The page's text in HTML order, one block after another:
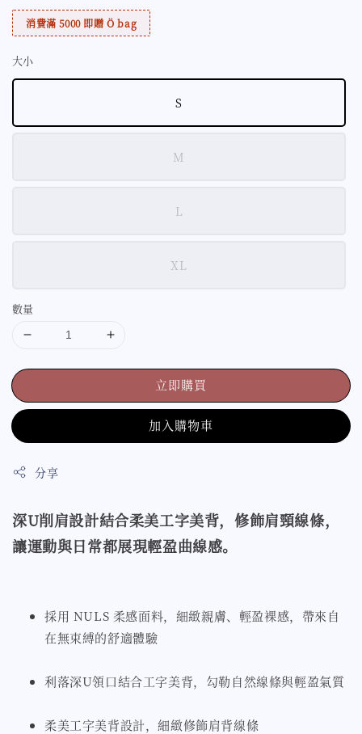
消費滿 5000 即贈 Ö bag
大小
S
M
L
XL
數量
立即購買
加入購物車
分享
深U削肩設計結合柔美工字美背，修飾肩頸線條，
讓運動與日常都展現輕盈曲線感。
採用 NULS 柔感面料，細緻親膚、輕盈裸感，帶來自
在無束縛的舒適體驗
利落深U領口結合工字美背，勾勒自然線條與輕盈氣質
柔美工字美背設計，細緻修飾肩背線條